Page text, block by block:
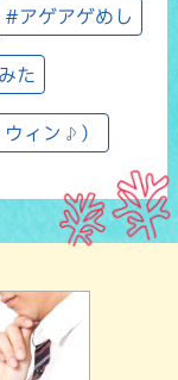
#アゲアゲめし
た
ィン♪）